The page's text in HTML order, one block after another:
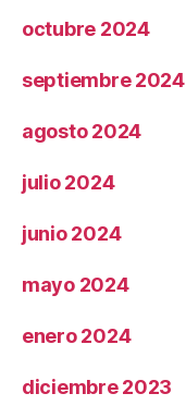
octubre 2024
septiembre 2024
agosto 2024
julio 2024
junio 2024
mayo 2024
enero 2024
diciembre 2023